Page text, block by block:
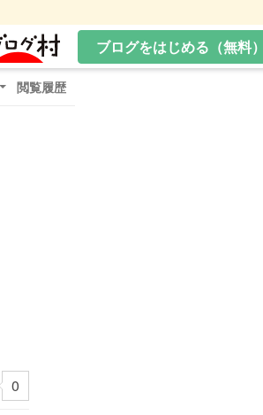
ブログをはじめる（無料）
閲覧履歴
0